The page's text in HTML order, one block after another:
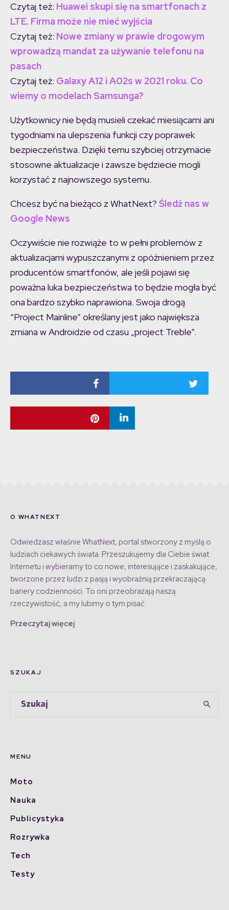
Czytaj też: Huawei skupi się na smartfonach z
LTE. Firma może nie mieć wyjścia
Czytaj też: Nowe zmiany w prawie drogowym
wprowadzą mandat za używanie telefonu na
pasach
Czytaj też: Galaxy A12 i A02s w 2021 roku. Co
wiemy o modelach Samsunga?
Użytkownicy nie będą musieli czekać miesiącami ani
tygodniami na ulepszenia funkcji czy poprawek
bezpieczeństwa. Dzięki temu szybciej otrzymacie
stosowne aktualizacje i zawsze będziecie mogli
korzystać z najnowszego systemu.
Chcesz być na bieżąco z WhatNext? Śledź nas w
Google News
Oczywiście nie rozwiąże to w pełni problemów z
aktualizacjami wypuszczanymi z opóźnieniem przez
producentów smartfonów, ale jeśli pojawi się
poważna luka bezpieczeństwa to będzie mogła być
ona bardzo szybko naprawiona. Swoja drogą
“Project Mainline” określany jest jako największa
zmiana w Androidzie od czasu „project Treble”.
O WHATNEXT
Odwiedzasz właśnie WhatNext, portal stworzony z myślą o
ludziach ciekawych świata. Przeszukujemy dla Ciebie świat
Internetu i wybieramy to co nowe, interesujące i zaskakujące,
tworzone przez ludzi z pasją i wyobraźnią przekraczającą
bariery codzienności. To oni przeobrażają naszą
rzeczywistość, a my lubimy o tym pisać.
Przeczytaj więcej
SZUKAJ
MENU
Moto
Nauka
Publicystyka
Rozrywka
Tech
Testy